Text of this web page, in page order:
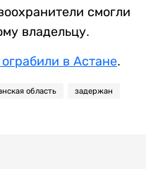
смогли
владельцу.
в Астане.
область задержан